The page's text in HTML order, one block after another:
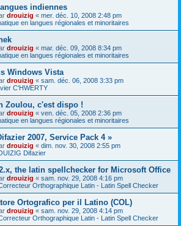
indiennes
drouizig « mer. déc. 10, 2008 2:48 pm
en langues régionales et minoritaires
drouizig « mar. déc. 09, 2008 8:34 pm
en langues régionales et minoritaires
Windows Vista
drouizig « sam. déc. 06, 2008 3:33 pm
C'HWERTY
Zoulou, c'est dispo !
drouizig « ven. déc. 05, 2008 2:36 pm
en langues régionales et minoritaires
2007, Service Pack 4 »
drouizig « dim. nov. 30, 2008 2:55 pm
Difazier
the latin spellchecker for Microsoft Office
drouizig « sam. nov. 29, 2008 4:16 pm
Orthographique Latin - Latin Spell Checker
Ortografico per il Latino (COL)
drouizig « sam. nov. 29, 2008 4:14 pm
Orthographique Latin - Latin Spell Checker